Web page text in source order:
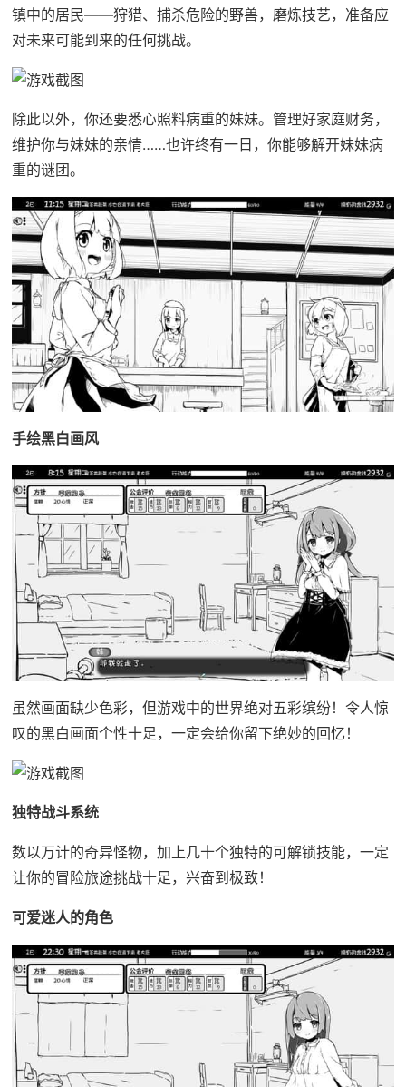
镇中的居民——狩猎、捕杀危险的野兽，磨炼技艺，准备应
对未来可能到来的任何挑战。
除此以外，你还要悉心照料病重的妹妹。管理好家庭财务，
维护你与妹妹的亲情……也许终有一日，你能够解开妹妹病
重的谜团。
手绘黑白画风
虽然画面缺少色彩，但游戏中的世界绝对五彩缤纷！令人惊
叹的黑白画面个性十足，一定会给你留下绝妙的回忆！
独特战斗系统
数以万计的奇异怪物，加上几十个独特的可解锁技能，一定
让你的冒险旅途挑战十足，兴奋到极致！
可爱迷人的角色